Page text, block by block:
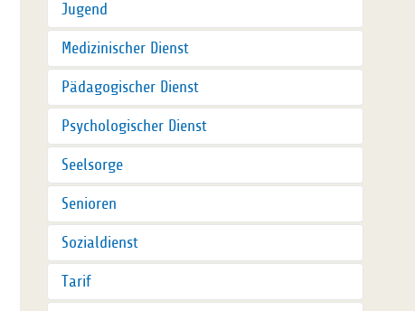
Jugend
Medizinischer Dienst
Pädagogischer Dienst
Psychologischer Dienst
Seelsorge
Senioren
Sozialdienst
Tarif